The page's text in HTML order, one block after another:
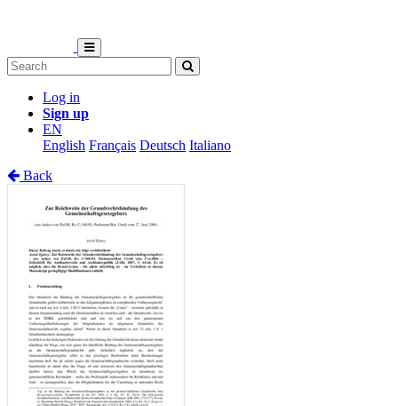
Log in
Sign up
EN
English Français Deutsch Italiano
Back